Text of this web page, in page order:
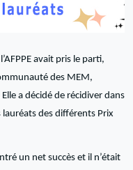
avait pris le parti,
des MEM,
a décidé de récidiver dans
des différents Prix
un net succès et il n’était